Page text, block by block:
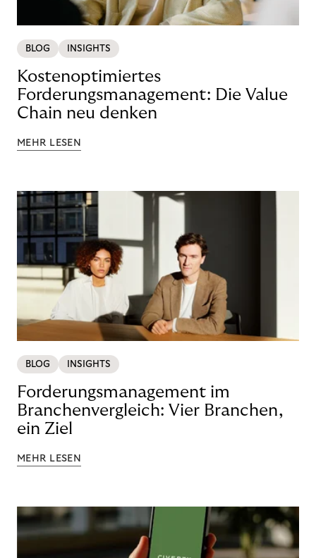
BLOG INSIGHTS
Kostenoptimiertes
Forderungsmanagement: Die Value
Chain neu denken
MEHR LESEN
BLOG INSIGHTS
Forderungsmanagement im
Branchenvergleich: Vier Branchen,
ein Ziel
MEHR LESEN